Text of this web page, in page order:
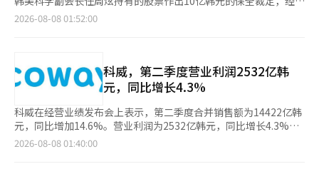
访者中，认为自己在一年内失业可能性较高的比例仅为10%，但认
为同事失业概率超过60%的受访者却超过三分之一。不同的职业阶
坦福大学数字经济研究所研究团队，分析了截至今年4月的薪资数
据，发现AI暴露度高的职业整体招聘年减少0.2%。然而，22至25
岁这一年龄段的招聘减少幅度则扩大至年3.8%，且减少速度每月
加快约0.5个百分点。 在同样的AI高暴露职业中，35至40岁群体的
招聘反而增长了6%至9%。企业在进行AI转型时，选择停止新员工
招聘而非裁减现有员工，导致整体招聘数据几乎未受影响，形成
为60.5426万亿韩元，较市场预期低6.4%；LG新能源营业利润则
较预期低40%。 汽车行业同样表现不及预期。现代汽车和起亚第
的营业利润则分别较市场预期高出37%和4.8%。 随着第二季度财
报季接近尾声，市场对韩国上市公司第三季度业绩的预期也在持续
升温。FnGuide数据显示，截至本月6日，在已有第三季度营业利
上调，占比接近60%。 市场人士认为，尽管近期韩国股市经历明
显调整，但上市公司盈利预期仍保持上调趋势，随着企业基本面逐
步反映至股价，韩国主要股指未来仍存在反弹空间。元大证券研究
夷大宅翻译的《塞内卡，今天被夺走的你》。自6月底出版以来，
销量持续增长，本周较上周激增186.3%，首次登顶。 电影和电视
较上周增长365.5%，跃升至综合第三位。《伊利亚特&奥德赛套
装》和《奥德赛，如何阅读》等相关书籍也进入小说、诗歌、戏剧
结的电视剧剧本集《每个人都在与自己的无价值感作斗争》在教保
文库综合第七位，进入畅销书榜单。 对此，教保文库相关人士表
示：“受欢迎的电视剧和电影的热潮带动了剧本集和剧本书的出
版，反映了粉丝对作品收藏的需求。”
权争夺战重新点燃，此外，宋英淑韩美集团会长家族的法人卡使用
次点燃经营权争夺 首尔中央地方法院于上月29日裁定支持新东国
韩阳精密会长对任周炫副会长提出的韩美科学股票保全申请。申请
金额为10亿韩元，新会长方面声称任副会长违反了所谓的“四方联
盟”协议中关于共同行使表决权的义务。任副会长在与股权第一基
金进行回购交易的过程中，部分持有的股票被市场出售，导致其在
过去两年内未能在股东大会上行使表决权。 保全措施是本案诉讼
前的临时保护措施。虽然责任尚未最终确定，但作为韩美科学个人
2026-08-08 01:52:00
科威，第二季度营业利润2532亿韩
元，同比增长4.3%
科威在经营业绩发布会上表示，第二季度合并销售额为14422亿韩
元，同比增加14.6%。营业利润为2532亿韩元，同比增长4.3%。
因此，今年上半年累计销售额为27719亿韩元，同比增长13.9%；
2026-08-08 01:40:00